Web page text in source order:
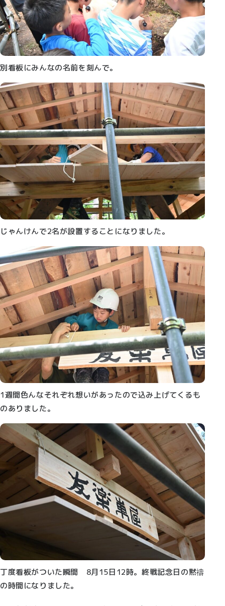
別看板にみんなの名前を刻んで。
じゃんけんで2名が設置することになりました。
1週間色んなそれぞれ想いがあったので込み上げてくるも
のありました。
丁度看板がついた瞬間 8月15日12時。終戦記念日の黙禱
の時間になりました。